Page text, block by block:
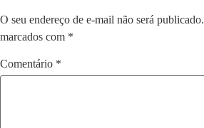
O seu endereço de e-mail não será publicado.
marcados com *
Comentário *